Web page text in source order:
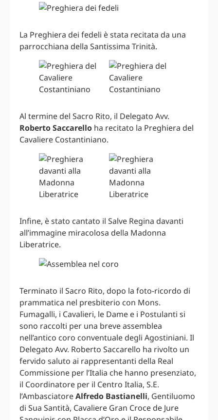
La Preghiera dei fedeli è stata recitata da una
parrocchiana della Santissima Trinità.
Al termine del Sacro Rito, il Delegato Avv.
Roberto Saccarello ha recitato la Preghiera del
Cavaliere Costantiniano.
Infine, è stato cantato il Salve Regina davanti
all’immagine miracolosa della Madonna
Liberatrice.
Terminato il Sacro Rito, dopo la foto-ricordo di
prammatica nel presbiterio con Mons.
Fumagalli, i Cavalieri, le Dame e i Postulanti si
sono raccolti per una breve assemblea
nell’antico coro conventuale degli Agostiniani. Il
Delegato Avv. Roberto Saccarello ha rivolto un
fervido saluto ai rappresentanti della Real
Commissione per l’Italia che hanno presenziato,
il Coordinatore per il Centro Italia, S.E.
l’AmbasciatoreAlfredo Bastianelli, Gentiluomo
di Sua Santità, Cavaliere Gran Croce de Jure